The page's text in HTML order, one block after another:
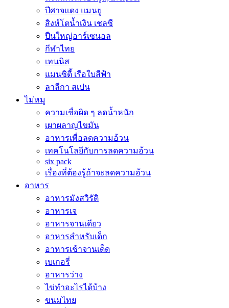
ปีศาจแดง แมนยู
สิงห์โตน้ำเงิน เชลซี
ปืนใหญ่อาร์เซนอล
กีฬาไทย
เทนนิส
แมนซิตี้ เรือใบสีฟ้า
ลาลีกา สเปน
ไม่หมู
ความเชื่อผิด ๆ ลดน้ำหนัก
เผาผลาญไขมัน
อาหารเพื่อลดความอ้วน
เทคโนโลยีกับการลดความอ้วน
six pack
เรื่องที่ต้องรู้ถ้าจะลดความอ้วน
อาหาร
อาหารมังสวิรัติ
อาหารเจ
อาหารจานเดียว
อาหารสำหรับเด็ก
อาหารเช้าจานเด็ด
เบเกอรี่
อาหารว่าง
ไข่ทำอะไรได้บ้าง
ขนมไทย